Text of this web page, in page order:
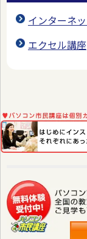
インターネ
エクセル講座